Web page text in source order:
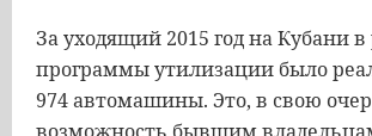
Зауходящий 2015 годнаКубанив
программыутилизации было
974автомашины. Это, в свою